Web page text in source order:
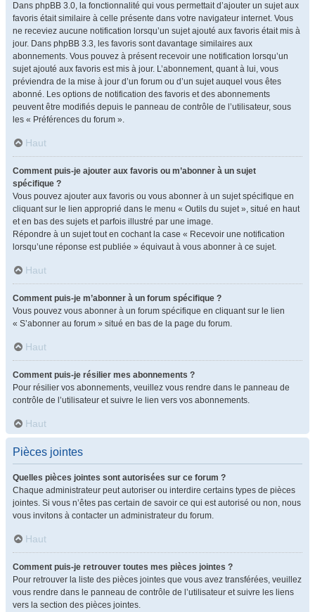
Dans phpBB 3.0, la fonctionnalité qui vous permettait d’ajouter un sujet aux
favoris était similaire à celle présente dans votre navigateur internet. Vous
ne receviez aucune notification lorsqu’un sujet ajouté aux favoris était mis à
jour. Dans phpBB 3.3, les favoris sont davantage similaires aux
abonnements. Vous pouvez à présent recevoir une notification lorsqu’un
sujet ajouté aux favoris est mis à jour. L’abonnement, quant à lui, vous
préviendra de la mise à jour d’un forum ou d’un sujet auquel vous êtes
abonné. Les options de notification des favoris et des abonnements
peuvent être modifiés depuis le panneau de contrôle de l’utilisateur, sous
les « Préférences du forum ».
Haut
Comment puis-je ajouter aux favoris ou m’abonner à un sujet
spécifique ?
Vous pouvez ajouter aux favoris ou vous abonner à un sujet spécifique en
cliquant sur le lien approprié dans le menu « Outils du sujet », situé en haut
et en bas des sujets et parfois illustré par une image.
Répondre à un sujet tout en cochant la case « Recevoir une notification
lorsqu’une réponse est publiée » équivaut à vous abonner à ce sujet.
Haut
Comment puis-je m’abonner à un forum spécifique ?
Vous pouvez vous abonner à un forum spécifique en cliquant sur le lien
« S’abonner au forum » situé en bas de la page du forum.
Haut
Comment puis-je résilier mes abonnements ?
Pour résilier vos abonnements, veuillez vous rendre dans le panneau de
contrôle de l’utilisateur et suivre le lien vers vos abonnements.
Haut
Pièces jointes
Quelles pièces jointes sont autorisées sur ce forum ?
Chaque administrateur peut autoriser ou interdire certains types de pièces
jointes. Si vous n’êtes pas certain de savoir ce qui est autorisé ou non, nous
vous invitons à contacter un administrateur du forum.
Haut
Comment puis-je retrouver toutes mes pièces jointes ?
Pour retrouver la liste des pièces jointes que vous avez transférées, veuillez
vous rendre dans le panneau de contrôle de l’utilisateur et suivre les liens
vers la section des pièces jointes.